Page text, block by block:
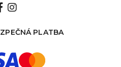
PLATBA